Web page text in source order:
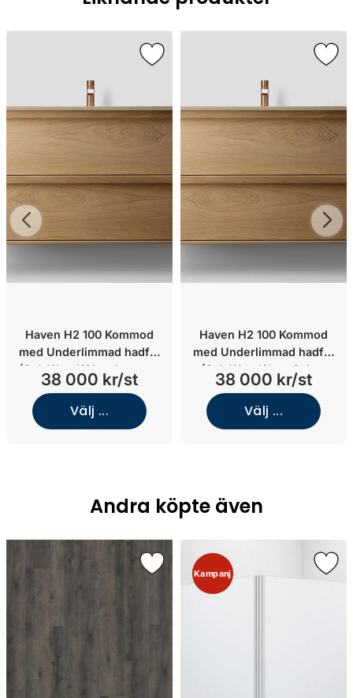
Haven H2 100 Kommod
med Underlimmad hadfat
(Oak Wood/Glanshammar
Silk/Underlimmat Black
Chrome)
38 000 kr/st
Välj ...
Haven H2 100 Kommod
med Underlimmad hadfat
(Oak Wood/Jura Select
Classic/Underlimmat
brons)
38 000 kr/st
Välj ...
Andra köpte även
Kampanj